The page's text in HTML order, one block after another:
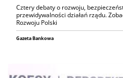
Cztery debaty o rozwoju,
przewidywalności działań rządu.
Rozwoju Polski
Gazeta Bankowa